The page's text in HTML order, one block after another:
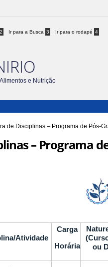
2 Ir para a Busca 3 Ir para o rodapé 4
e Nutrição
de Disciplinas – Programa de Pós-
– Programa
Atividade
Carga
Horária
ou